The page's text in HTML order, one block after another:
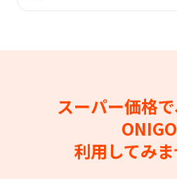
スーパー価格
利用してみ